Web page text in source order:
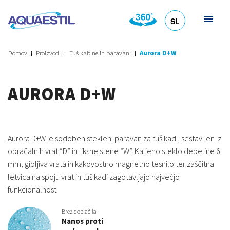
SL
Domov Proizvodi Tuš kabine in paravani Aurora D+W
AURORA D+W
Aurora D+W je sodoben stekleni paravan za tuš kadi, sestavljen iz
obračalnih vrat “D” in fiksne stene “W”. Kaljeno steklo debeline 6
mm, gibljiva vrata in kakovostno magnetno tesnilo ter zaščitna
letvica na spoju vrat in tuš kadi zagotavljajo največjo
funkcionalnost.
Brez doplačila
Nanos proti